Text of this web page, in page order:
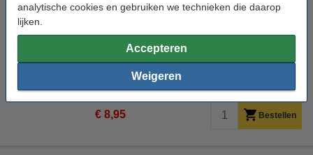
analytische cookies en gebruiken we technieken die daarop
lijken.
Accepteren
Weigeren
GP Super 3LR12 / MN1203 / 4.5 Volt Alkaline Batterij 2 stuks
Bekijk de specificaties en beschrijving
Direct leverbaar
€ 8,95 Bestellen